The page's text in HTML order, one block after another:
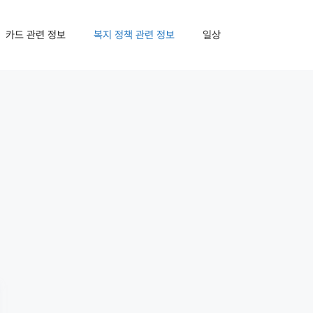
카드 관련 정보 복지 정책 관련 정보 일상